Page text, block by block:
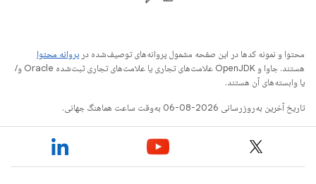
محتوا و نمونه کدها در این صفحه مشمول پروانه‌های توصیف‌شده در پروانه محتوا
هستند. جاوا و OpenJDK علامت‌های تجاری یا علامت‌های تجاری ثبت‌شده Oracle و/
یا وابسته‌های آن هستند.
تاریخ آخرین به‌روزرسانی 2026-08-06 به‌وقت ساعت هماهنگ جهانی.